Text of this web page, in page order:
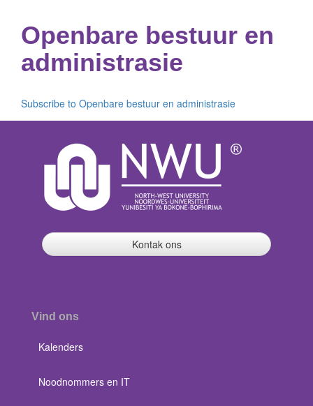
Openbare bestuur en
administrasie
Subscribe to Openbare bestuur en administrasie
Kontak ons
Vind ons
Kalenders
Noodnommers en IT